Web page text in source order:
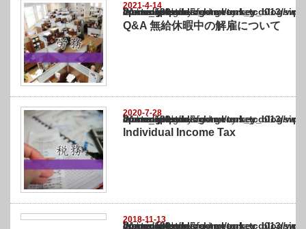
2021-4-14
Warning
: Undefined array key "show_category" in
/home/netst/kuno-cpa.co.jp/public_html/turkey_blog/wp-content/themes/
on line183
Q&A 無給休暇中の解雇について
2020-7-28
Warning
: Undefined array key "show_category" in
/home/netst/kuno-cpa.co.jp/public_html/turkey_blog/wp-content/themes/
on line183
Individual Income Tax
2018-11-13
Warning
: Undefined array key "show_category" in
/home/netst/kuno-cpa.co.jp/public_html/turkey_blog/wp-content/themes/
on line183